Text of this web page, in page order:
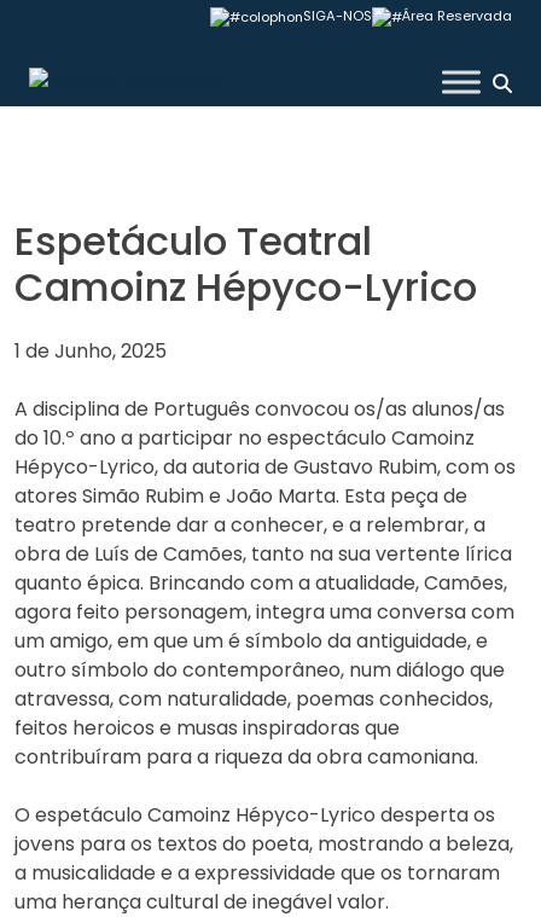
content
SIGA-NOS Área Reservada
Colégio Valsassina
Espetáculo Teatral
Camoinz Hépyco-Lyrico
1 de Junho, 2025
A disciplina de Português convocou os/as alunos/as
do 10.º ano a participar no espectáculo Camoinz
Hépyco-Lyrico, da autoria de Gustavo Rubim, com os
atores Simão Rubim e João Marta. Esta peça de
teatro pretende dar a conhecer, e a relembrar, a
obra de Luís de Camões, tanto na sua vertente lírica
quanto épica. Brincando com a atualidade, Camões,
agora feito personagem, integra uma conversa com
um amigo, em que um é símbolo da antiguidade, e
outro símbolo do contemporâneo, num diálogo que
atravessa, com naturalidade, poemas conhecidos,
feitos heroicos e musas inspiradoras que
contribuíram para a riqueza da obra camoniana.
O espetáculo Camoinz Hépyco-Lyrico desperta os
jovens para os textos do poeta, mostrando a beleza,
a musicalidade e a expressividade que os tornaram
uma herança cultural de inegável valor.